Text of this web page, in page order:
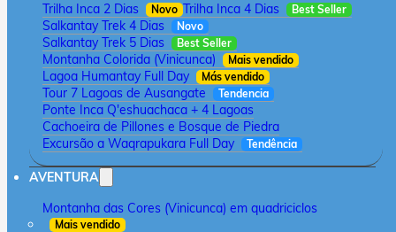
Trilha Inca 2 Dias
Novo Trilha Inca 4 Dias Best Seller
Salkantay Trek 4 Dias Novo
Salkantay Trek 5 Dias Best Seller
Montanha Colorida (Vinicunca) Mais vendido
Lagoa Humantay Full Day Más vendido
Tour 7 Lagoas de Ausangate Tendencia
Ponte Inca Q'eshuachaca + 4 Lagoas
Cachoeira de Pillones e Bosque de Piedra
Excursão a Waqrapukara Full Day
Tendência
AVENTURA
Montanha das Cores (Vinicunca) em quadriciclos
Mais vendido